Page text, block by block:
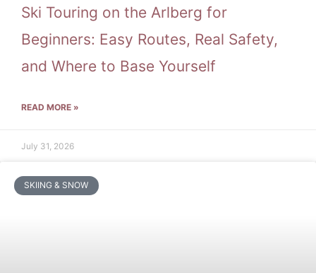
Ski Touring on the Arlberg for
Beginners: Easy Routes, Real Safety,
and Where to Base Yourself
READ MORE »
July 31, 2026
SKIING & SNOW